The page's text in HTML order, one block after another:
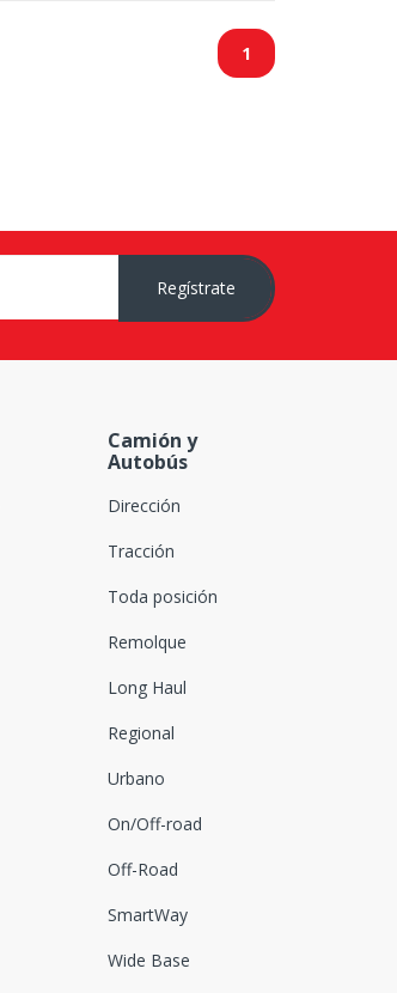
1
Regístrate
Camión y
Autobús
Dirección
Tracción
Toda posición
Remolque
Long Haul
Regional
Urbano
On/Off-road
Off-Road
SmartWay
Wide Base